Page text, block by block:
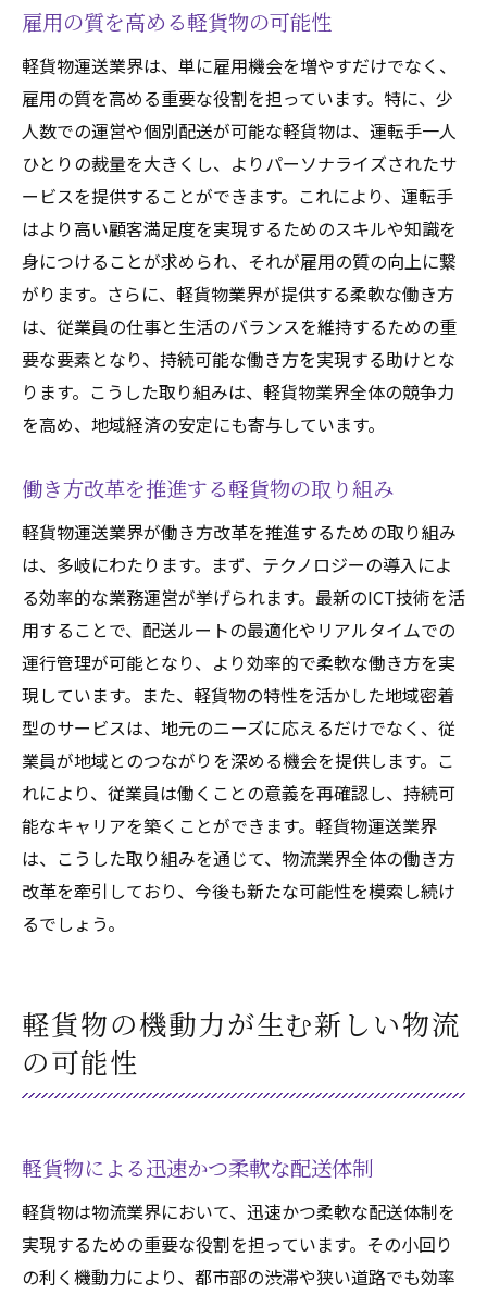
雇用の質を高める軽貨物の可能性
軽貨物運送業界は、単に雇用機会を増やすだけでなく、
雇用の質を高める重要な役割を担っています。特に、少
人数での運営や個別配送が可能な軽貨物は、運転手一人
ひとりの裁量を大きくし、よりパーソナライズされたサ
ービスを提供することができます。これにより、運転手
はより高い顧客満足度を実現するためのスキルや知識を
身につけることが求められ、それが雇用の質の向上に繋
がります。さらに、軽貨物業界が提供する柔軟な働き方
は、従業員の仕事と生活のバランスを維持するための重
要な要素となり、持続可能な働き方を実現する助けとな
ります。こうした取り組みは、軽貨物業界全体の競争力
を高め、地域経済の安定にも寄与しています。
働き方改革を推進する軽貨物の取り組み
軽貨物運送業界が働き方改革を推進するための取り組み
は、多岐にわたります。まず、テクノロジーの導入によ
る効率的な業務運営が挙げられます。最新のICT技術を活
用することで、配送ルートの最適化やリアルタイムでの
運行管理が可能となり、より効率的で柔軟な働き方を実
現しています。また、軽貨物の特性を活かした地域密着
型のサービスは、地元のニーズに応えるだけでなく、従
業員が地域とのつながりを深める機会を提供します。こ
れにより、従業員は働くことの意義を再確認し、持続可
能なキャリアを築くことができます。軽貨物運送業界
は、こうした取り組みを通じて、物流業界全体の働き方
改革を牽引しており、今後も新たな可能性を模索し続け
るでしょう。
軽貨物の機動力が生む新しい物流
の可能性
軽貨物による迅速かつ柔軟な配送体制
軽貨物は物流業界において、迅速かつ柔軟な配送体制を
実現するための重要な役割を担っています。その小回り
の利く機動力により、都市部の渋滞や狭い道路でも効率